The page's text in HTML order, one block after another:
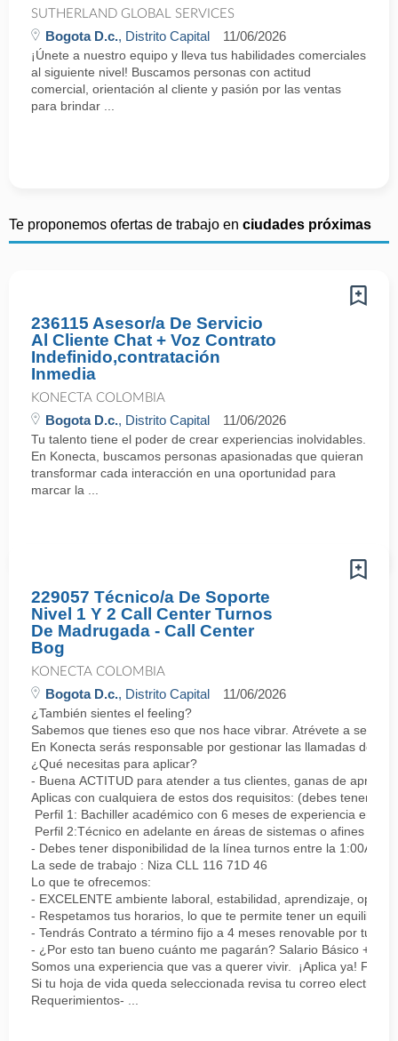
SUTHERLAND GLOBAL SERVICES
Bogota D.c., Distrito Capital 11/06/2026
¡Únete a nuestro equipo y lleva tus habilidades comerciales
al siguiente nivel! Buscamos personas con actitud
comercial, orientación al cliente y pasión por las ventas
para brindar ...
Te proponemos ofertas de trabajo en ciudades próximas
236115 Asesor/a De Servicio
Al Cliente Chat + Voz Contrato
Indefinido,contratación
Inmedia
KONECTA COLOMBIA
Bogota D.c., Distrito Capital 11/06/2026
Tu talento tiene el poder de crear experiencias inolvidables.
En Konecta, buscamos personas apasionadas que quieran
transformar cada interacción en una oportunidad para
marcar la ...
229057 Técnico/a De Soporte
Nivel 1 Y 2 Call Center Turnos
De Madrugada - Call Center
Bog
KONECTA COLOMBIA
Bogota D.c., Distrito Capital 11/06/2026
¿También sientes el feeling?
Sabemos que tienes eso que nos hace vibrar. Atrévete a ser
En Konecta serás responsable por gestionar las llamadas de
¿Qué necesitas para aplicar?
- Buena ACTITUD para atender a tus clientes, ganas de
Aplicas con cualquiera de estos dos requisitos: (debes tener
Perfil 1: Bachiller académico con 6 meses de experiencia en
Perfil 2:Técnico en adelante en áreas de sistemas o afines
- Debes tener disponibilidad de la línea turnos entre la 1:00AM
La sede de trabajo : Niza CLL 116 71D 46
Lo que te ofrecemos:
- EXCELENTE ambiente laboral, estabilidad, aprendizaje,
- Respetamos tus horarios, lo que te permite tener un equilibrio
- Tendrás Contrato a término fijo a 4 meses renovable por tu
- ¿Por esto tan bueno cuánto me pagarán? Salario Básico +
Somos una experiencia que vas a querer vivir. ¡Aplica ya!
Si tu hoja de vida queda seleccionada revisa tu correo
Requerimientos- ...